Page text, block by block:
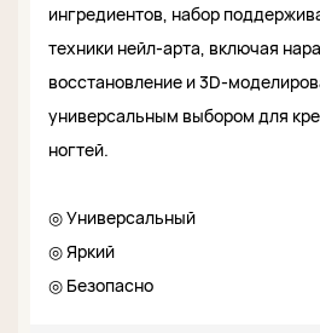
ингредиентов, набор
техники нейл-арта, включая
восстановление и 3D-
универсальным выбором для
ногтей.
◎ Универсальный
◎ Яркий
◎ Безопасно